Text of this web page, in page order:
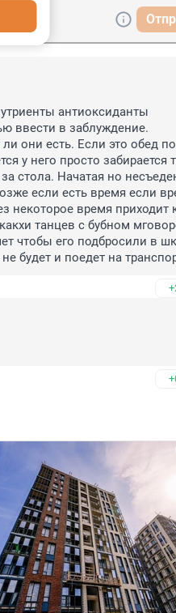
антиоксиданты
ввести в заблуждение.
они есть. Если это обед по
у него просто забирается
стола. Начатая но
если есть время если
некоторое время приходит
танцев с бубном
чтобы его подбросили в
будет и поедет на